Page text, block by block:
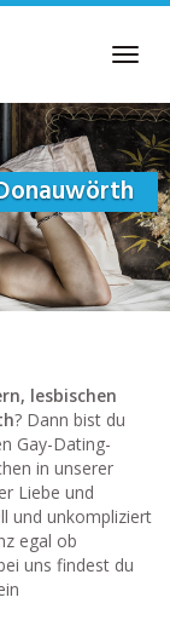
lesbischen
? Dann bist du
Gay-Dating-
in unserer
Liebe und
und unkompliziert
egal ob
uns findest du